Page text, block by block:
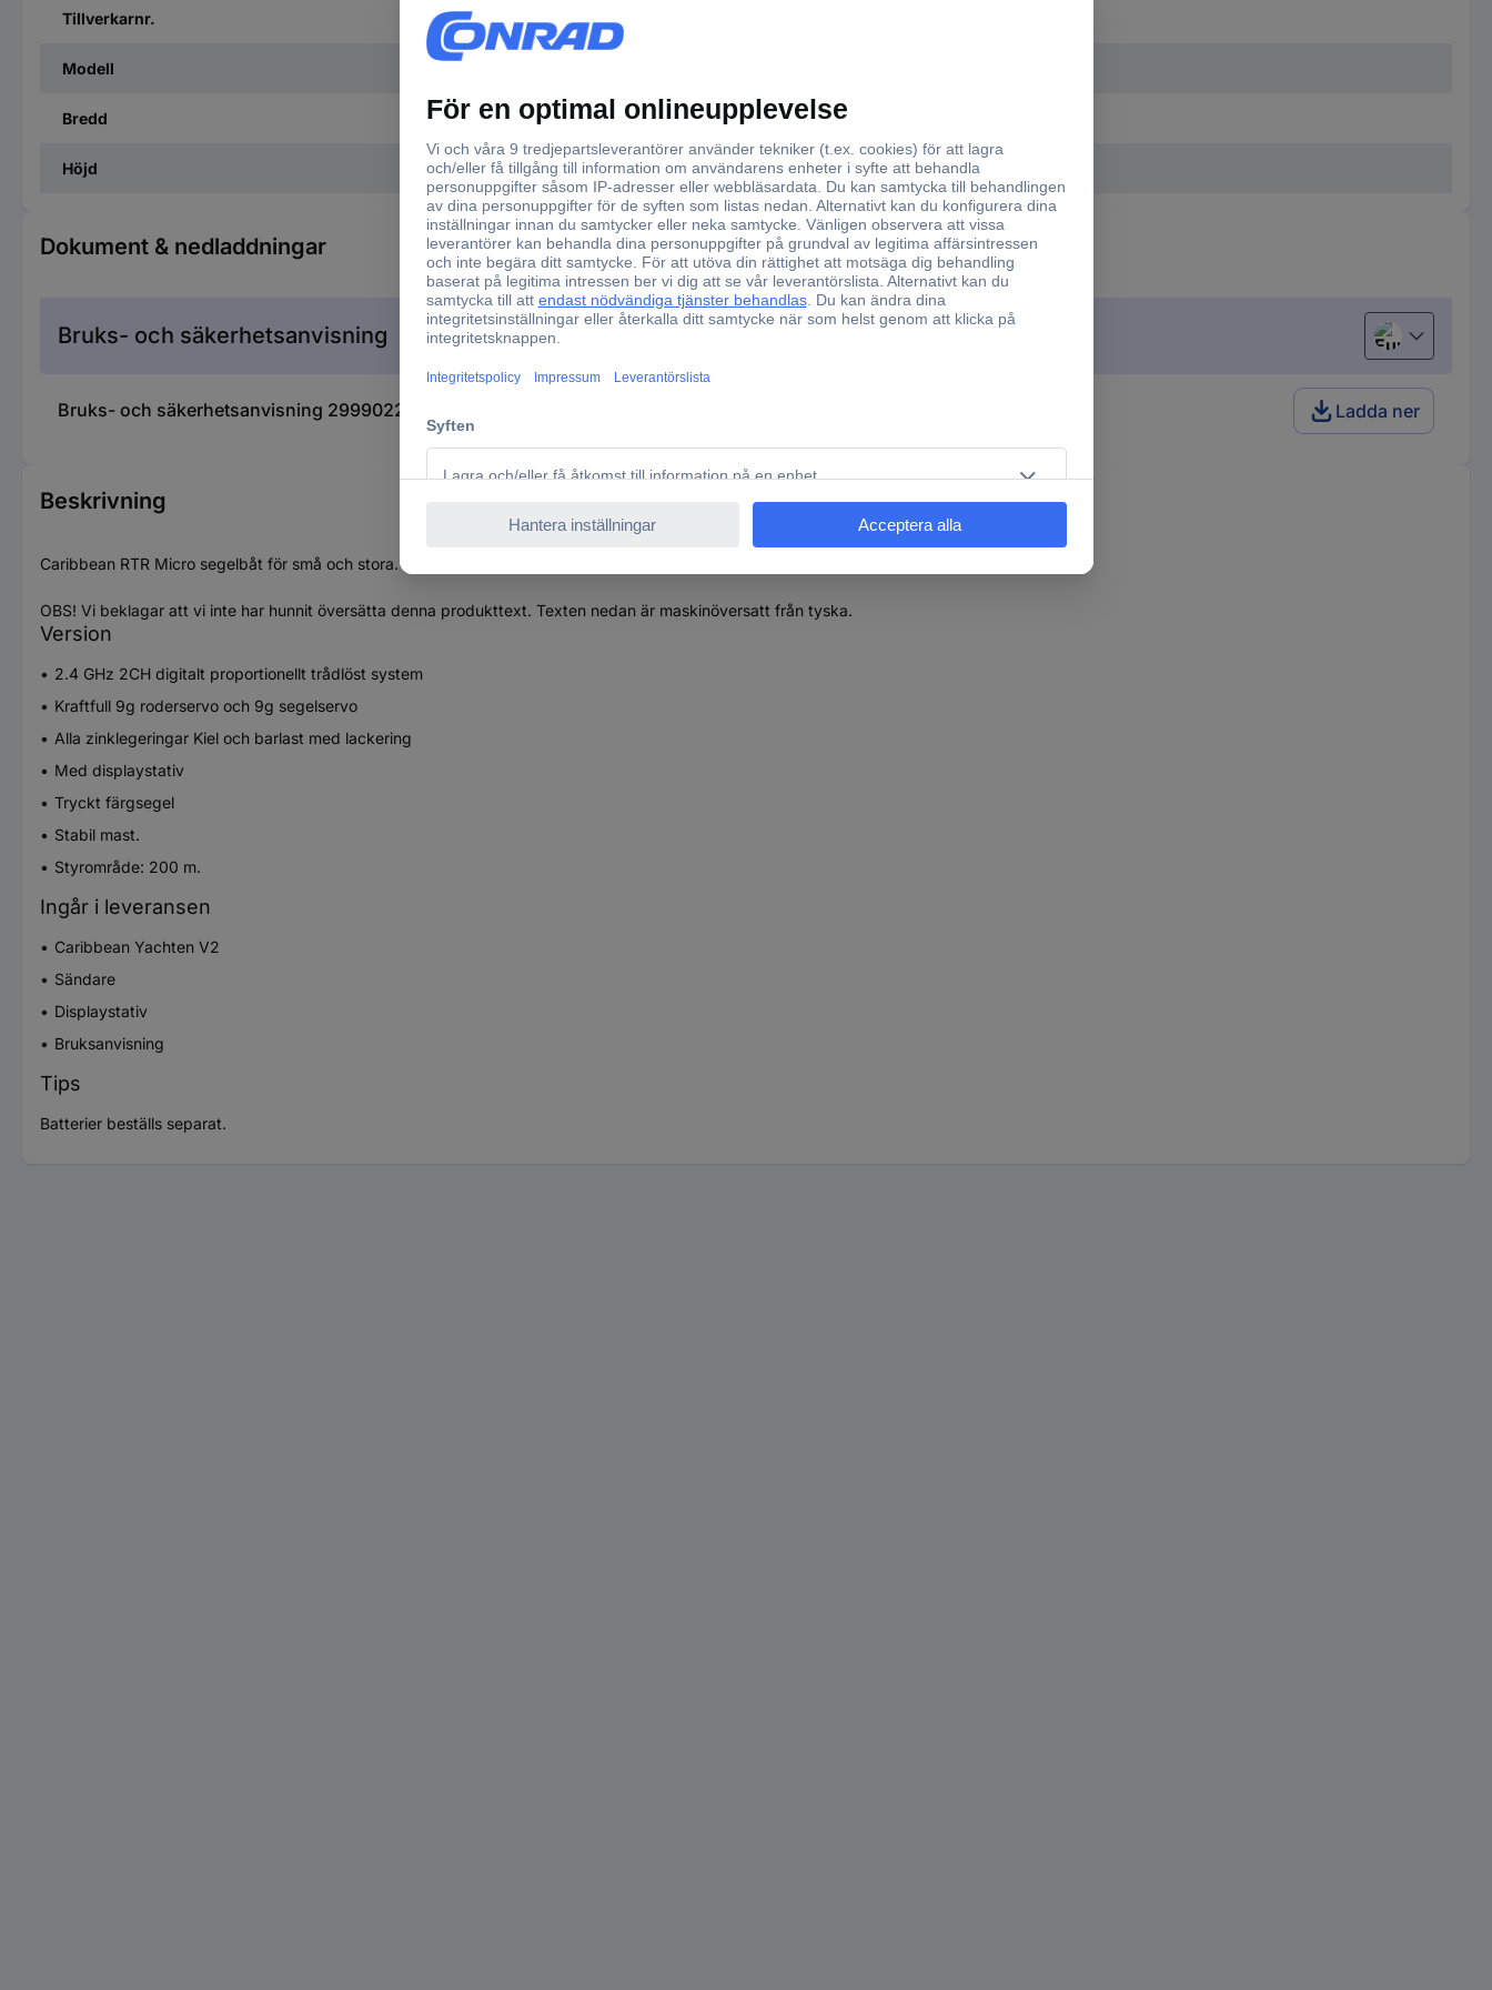
Tillverkarnr.
Modell
Bredd 86 mm
Höjd 435 mm
Dokument & nedladdningar
Bruks- och säkerhetsanvisning European
Bruks- och säkerhetsanvisning 2999022 Joysway Caribbean Yachten V2 RC Segelbåt RtR 260 mm Ladda ner
Beskrivning
Caribbean RTR Micro segelbåt för små och stora.
OBS! Vi beklagar att vi inte har hunnit översätta denna produkttext. Texten nedan är maskinöversatt från tyska.
Version
2.4 GHz 2CH digitalt proportionellt trådlöst system
Kraftfull 9g roderservo och 9g segelservo
Alla zinklegeringar Kiel och barlast med lackering
Med displaystativ
Tryckt färgsegel
Stabil mast.
Styrområde: 200 m.
Ingår i leveransen
Caribbean Yachten V2
Sändare
Displaystativ
Bruksanvisning
Tips
Batterier beställs separat.